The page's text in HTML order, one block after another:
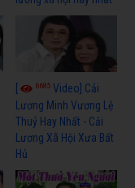
6685Video] Cải
Lương Minh Vương Lệ
Thuỷ Hay Nhất - Cải
Lương Xã Hội Xưa Bất
Hủ